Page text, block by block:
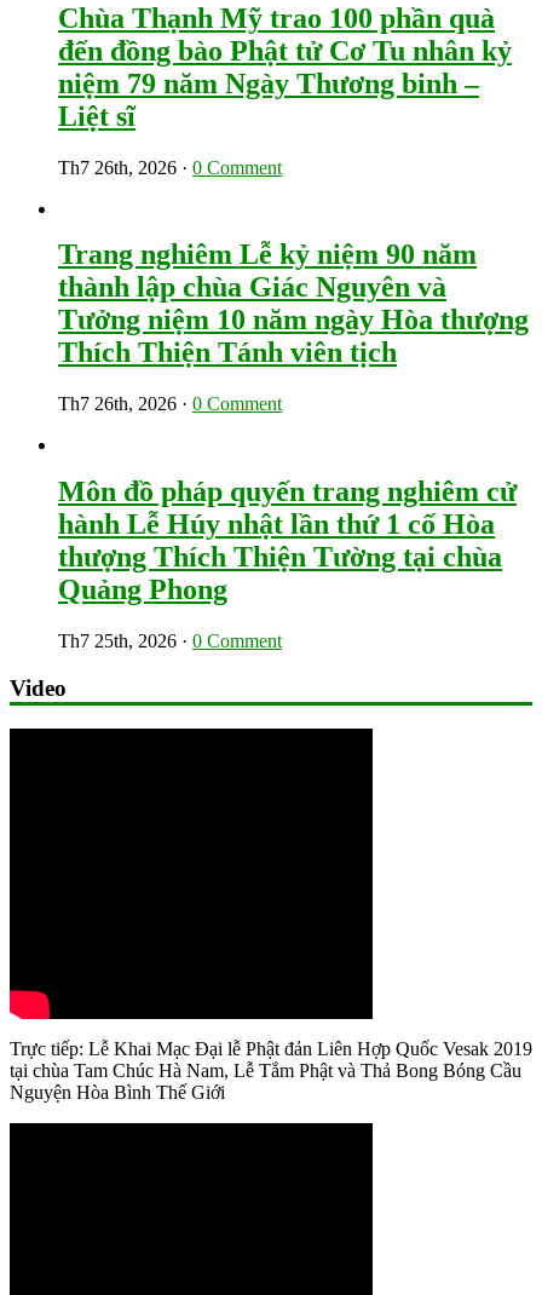
Chùa Thạnh Mỹ trao 100 phần quà
đến đồng bào Phật tử Cơ Tu nhân kỷ
niệm 79 năm Ngày Thương binh –
Liệt sĩ
Th7 26th, 2026 · 0 Comment
Trang nghiêm Lễ kỷ niệm 90 năm
thành lập chùa Giác Nguyên và
Tưởng niệm 10 năm ngày Hòa thượng
Thích Thiện Tánh viên tịch
Th7 26th, 2026 · 0 Comment
Môn đồ pháp quyến trang nghiêm cử
hành Lễ Húy nhật lần thứ 1 cố Hòa
thượng Thích Thiện Tường tại chùa
Quảng Phong
Th7 25th, 2026 · 0 Comment
Video
Trực tiếp: Lễ Khai Mạc Đại lễ Phật đản Liên Hợp Quốc Vesak 2019
tại chùa Tam Chúc Hà Nam, Lễ Tắm Phật và Thả Bong Bóng Cầu
Nguyện Hòa Bình Thế Giới